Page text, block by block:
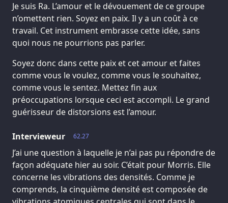
Je suis Ra. L’amour et le dévouement de ce groupe
n’omettent rien. Soyez en paix. Il y a un coût à ce
travail. Cet instrument embrasse cette idée, sans
quoi nous ne pourrions pas parler.
Soyez donc dans cette paix et cet amour et faites
comme vous le voulez, comme vous le souhaitez,
comme vous le sentez. Mettez fin aux
préoccupations lorsque ceci est accompli. Le grand
guérisseur de distorsions est l’amour.
62.27
Intervieweur
J’ai une question à laquelle je n’ai pas pu répondre de
façon adéquate hier au soir. C’était pour Morris. Elle
concerne les vibrations des densités. Comme je
comprends, la cinquième densité est composée de